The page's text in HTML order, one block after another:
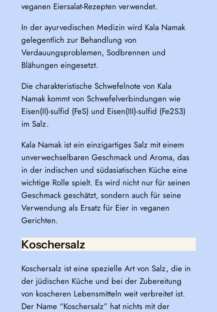
veganen Eiersalat-Rezepten verwendet.
In der ayurvedischen Medizin wird Kala Namak
gelegentlich zur Behandlung von
Verdauungsproblemen, Sodbrennen und
Blähungen eingesetzt.
Die charakteristische Schwefelnote von Kala
Namak kommt von Schwefelverbindungen wie
Eisen(II)-sulfid (FeS) und Eisen(III)-sulfid (Fe2S3)
im Salz.
Kala Namak ist ein einzigartiges Salz mit einem
unverwechselbaren Geschmack und Aroma, das
in der indischen und südasiatischen Küche eine
wichtige Rolle spielt. Es wird nicht nur für seinen
Geschmack geschätzt, sondern auch für seine
Verwendung als Ersatz für Eier in veganen
Gerichten.
Koschersalz
Koschersalz ist eine spezielle Art von Salz, die in
der jüdischen Küche und bei der Zubereitung
von koscheren Lebensmitteln weit verbreitet ist.
Der Name “Koschersalz” hat nichts mit der